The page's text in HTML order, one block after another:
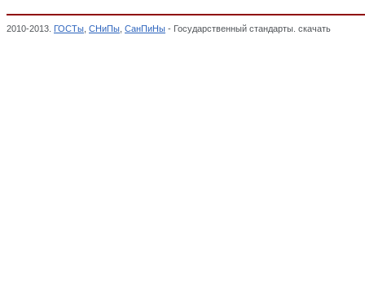
2010-2013. ГОСТы СНиПы СанПиНы - Государственный стандарты. скачать